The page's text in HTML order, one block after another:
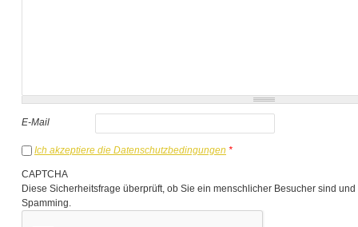
E-Mail
Ich akzeptiere die Datenschutzbedingungen *
CAPTCHA
Diese Sicherheitsfrage überprüft, ob Sie ein menschlicher Besucher sind
Spamming.